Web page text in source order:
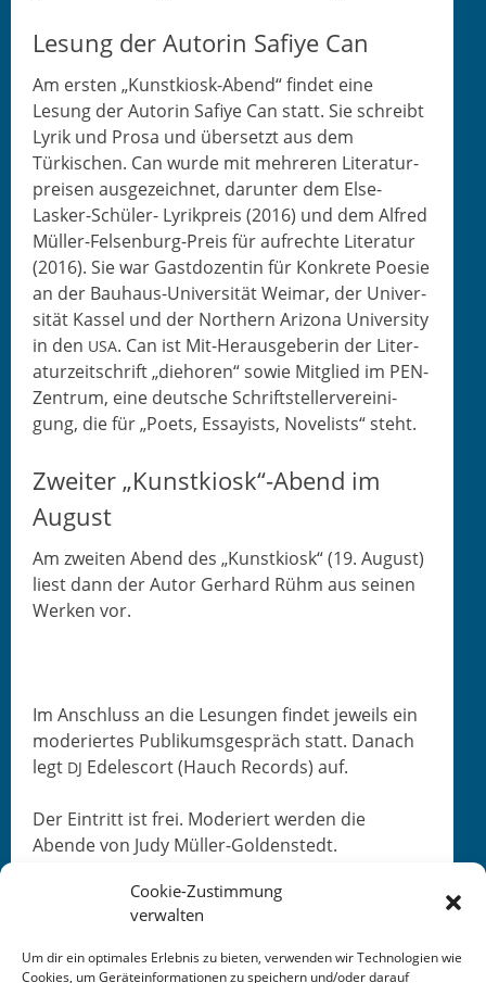
Cookie-Zustimmung
verwalten
Um dir ein optimales Erlebnis zu bieten, verwenden wir Technologien wie
Cookies, um Geräteinformationen zu speichern und/oder darauf
Lesung der Autorin Safiye Can
Am ersten „Kun­stkiosk-Abend“ find­et eine
Lesung der Autorin Safiye Can statt. Sie schreibt
Lyrik und Prosa und über­set­zt aus dem
Türkischen. Can wurde mit mehreren Lit­er­atur­
preisen aus­geze­ich­net, darunter dem Else-
Lasker-Schüler- Lyrikpreis (2016) und dem Alfred
Müller-Felsen­burg-Preis für aufrechte Lit­er­atur
(2016). Sie war Gast­dozentin für Konkrete Poe­sie
an der Bauhaus-Uni­ver­sität Weimar, der Uni­ver­
sität Kas­sel und der North­ern Ari­zona Uni­ver­si­ty
in den USA. Can ist Mit-Her­aus­ge­berin der Lit­er­
aturzeitschrift „diehoren“ sowie Mit­glied im PEN-
Zen­trum, eine deutsche Schrift­stellervere­ini­
gung, die für „Poets, Essay­ists, Nov­el­ists“ steht.
Zweiter „Kunstkiosk“-Abend im
August
Am zweit­en Abend des „Kun­stkiosk“ (19. August)
liest dann der Autor Ger­hard Rühm aus seinen
Werken vor.
Im Anschluss an die Lesun­gen find­et jew­eils ein
mod­eriertes Pub­likums­ge­spräch statt. Danach
legt DJ Ede­le­scort (Hauch Records) auf.
Der Ein­tritt ist frei. Mod­eriert wer­den die
Abende von Judy Müller-Goldenstedt.